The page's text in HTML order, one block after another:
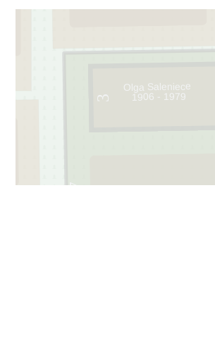
97
3
Olga Saleniece
1906 - 1979